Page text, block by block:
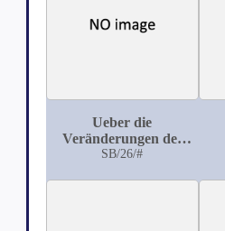
Ueber die
Veränderungen des
Gehrins und
SB/26/#